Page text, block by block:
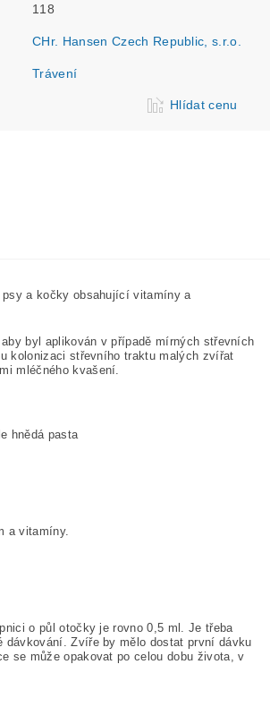
118
CHr. Hansen Czech Republic, s.r.o.
Trávení
Hlídat cenu
psy a kočky obsahující vitamíny a
byl aplikován v případě mírných střevních
kolonizaci střevního traktu malých zvířat
mléčného kvašení.
hnědá pasta
a vitamíny.
o půl otočky je rovno 0,5 ml. Je třeba
dávkování. Zvíře by mělo dostat první dávku
se může opakovat po celou dobu života, v